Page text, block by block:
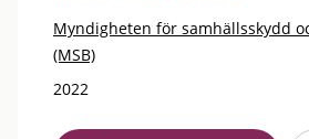
Myndigheten för samhällsskydd
(MSB)
2022